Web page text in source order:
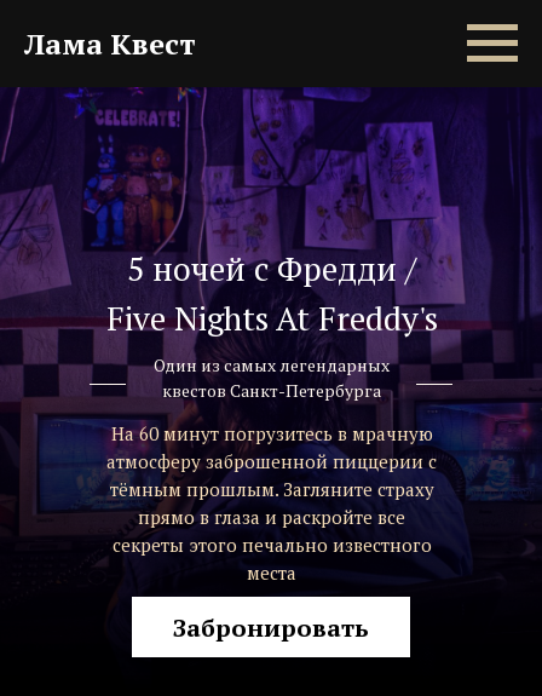
Лама Квест
5 ночей с Фредди /
Five Nights At Freddy's
Забронировать
На 60 минут погрузитесь в мрачную
атмосферу заброшенной пиццерии с
тёмным прошлым. Загляните страху
прямо в глаза и раскройте все
секреты этого печально известного
места
Один из самых легендарных
квестов Санкт-Петербурга